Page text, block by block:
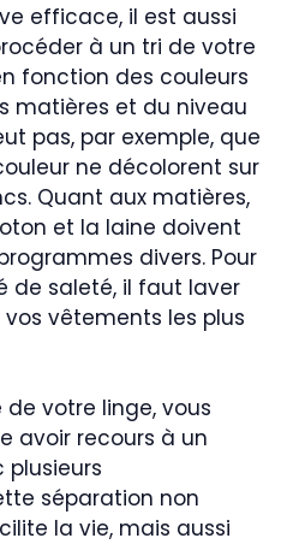
efficace, il est aussi
à un tri de votre
fonction des couleurs
matières et du niveau
pas, par exemple, que
ne décolorent sur
Quant aux matières,
et la laine doivent
divers. Pour
de saleté, il faut laver
vêtements les plus
votre linge, vous
avoir recours à un
plusieurs
séparation non
la vie, mais aussi